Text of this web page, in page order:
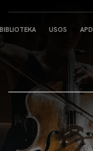
BIBLIOTEKA USOS APD